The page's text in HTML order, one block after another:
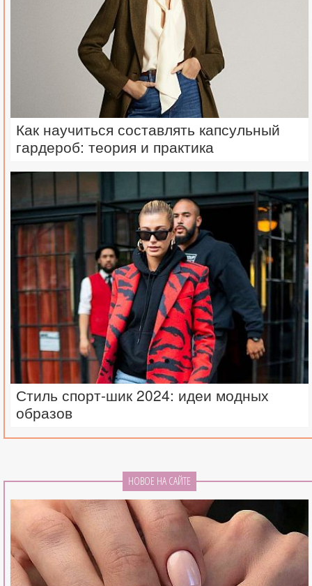
Как научиться составлять капсульный
гардероб: теория и практика
Стиль спорт-шик 2024: идеи модных
образов
НОВОЕ НА САЙТЕ